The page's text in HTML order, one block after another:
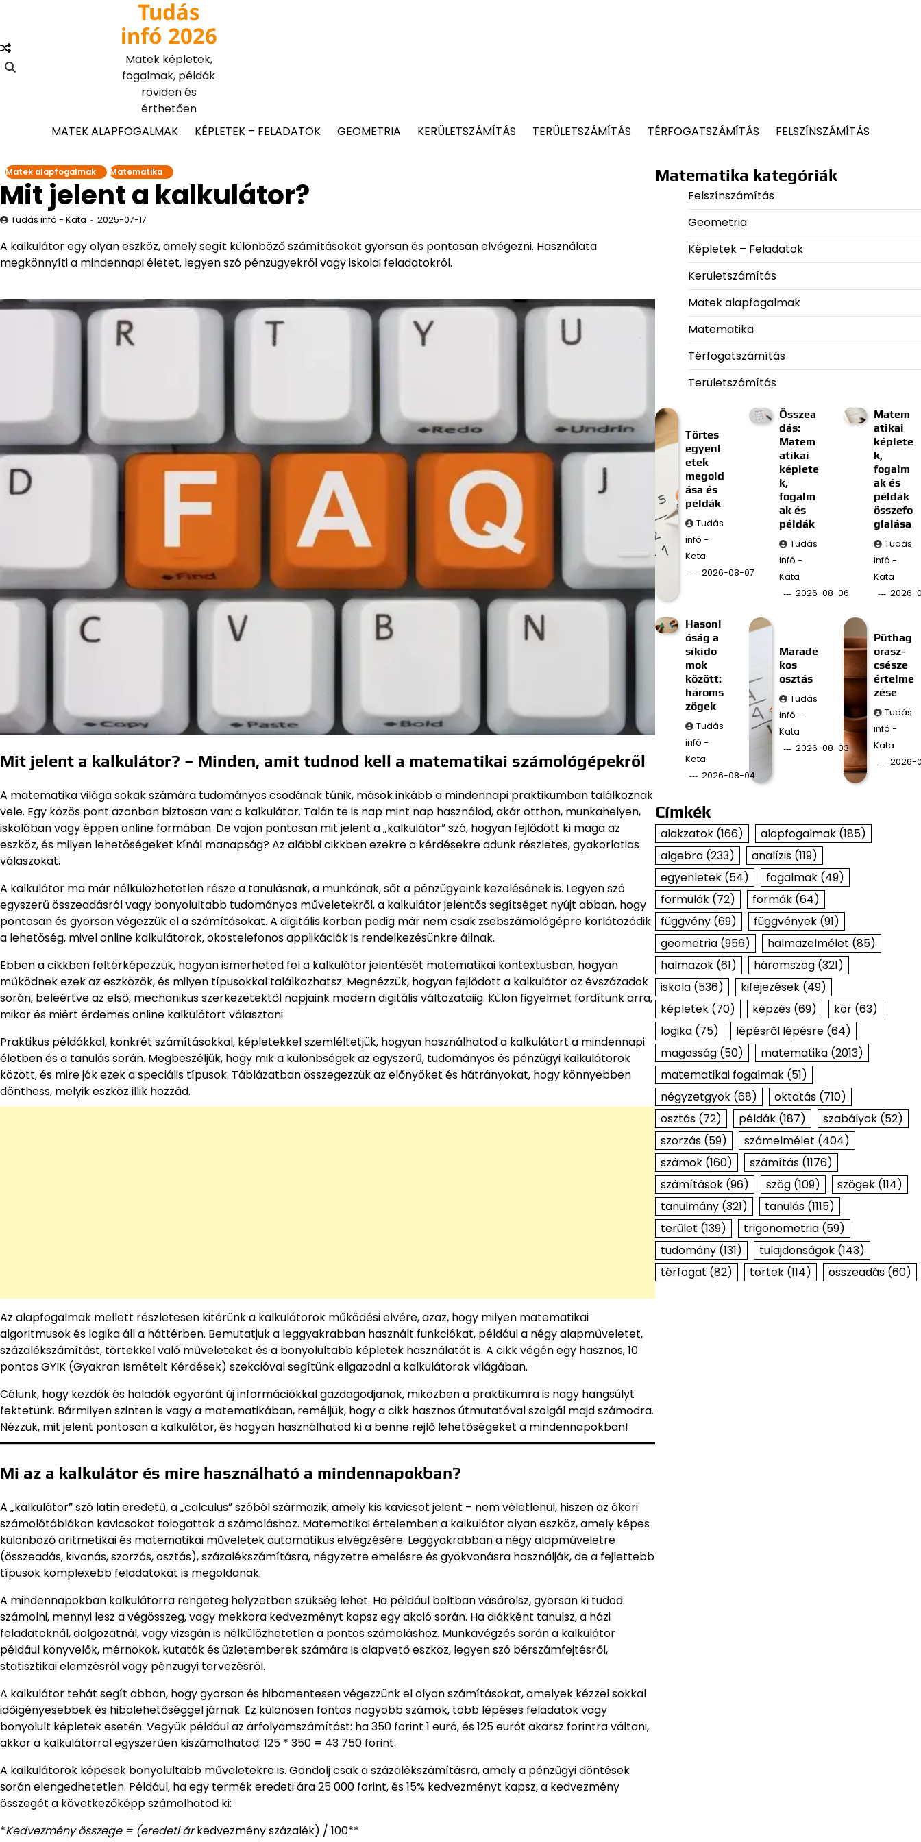
content
Tudás
infó 2026
Matek képletek,
fogalmak, példák
röviden és
érthetően
MATEK ALAPFOGALMAK
KÉPLETEK – FELADATOK GEOMETRIA KERÜLETSZÁMÍTÁS TERÜLETSZÁMÍTÁS TÉRFOGATSZÁMÍTÁS FELSZÍNSZÁMÍTÁS
Matek alapfogalmak Matematika
Mit jelent a kalkulátor?
Tudás infó - Kata 2025-07-17
A kalkulátor egy olyan eszköz, amely segít különböző számításokat gyorsan és pontosan elvégezni. Használata
megkönnyíti a mindennapi életet, legyen szó pénzügyekről vagy iskolai feladatokról.
Mit jelent a kalkulátor? – Minden, amit tudnod kell a matematikai számológépekről
A matematika világa sokak számára tudományos csodának tűnik, mások inkább a mindennapi praktikumban találkoznak
vele. Egy közös pont azonban biztosan van: a kalkulátor. Talán te is nap mint nap használod, akár otthon, munkahelyen,
iskolában vagy éppen online formában. De vajon pontosan mit jelent a „kalkulátor” szó, hogyan fejlődött ki maga az
eszköz, és milyen lehetőségeket kínál manapság? Az alábbi cikkben ezekre a kérdésekre adunk részletes, gyakorlatias
válaszokat.
A kalkulátor ma már nélkülözhetetlen része a tanulásnak, a munkának, sőt a pénzügyeink kezelésének is. Legyen szó
egyszerű összeadásról vagy bonyolultabb tudományos műveletekről, a kalkulátor jelentős segítséget nyújt abban, hogy
pontosan és gyorsan végezzük el a számításokat. A digitális korban pedig már nem csak zsebszámológépre korlátozódik
a lehetőség, mivel online kalkulátorok, okostelefonos applikációk is rendelkezésünkre állnak.
Ebben a cikkben feltérképezzük, hogyan ismerheted fel a kalkulátor jelentését matematikai kontextusban, hogyan
működnek ezek az eszközök, és milyen típusokkal találkozhatsz. Megnézzük, hogyan fejlődött a kalkulátor az évszázadok
során, beleértve az első, mechanikus szerkezetektől napjaink modern digitális változataiig. Külön figyelmet fordítunk arra,
mikor és miért érdemes online kalkulátort választani.
Praktikus példákkal, konkrét számításokkal, képletekkel szemléltetjük, hogyan használhatod a kalkulátort a mindennapi
életben és a tanulás során. Megbeszéljük, hogy mik a különbségek az egyszerű, tudományos és pénzügyi kalkulátorok
között, és mire jók ezek a speciális típusok. Táblázatban összegezzük az előnyöket és hátrányokat, hogy könnyebben
dönthess, melyik eszköz illik hozzád.
Az alapfogalmak mellett részletesen kitérünk a kalkulátorok működési elvére, azaz, hogy milyen matematikai
algoritmusok és logika áll a háttérben. Bemutatjuk a leggyakrabban használt funkciókat, például a négy alapműveletet,
százalékszámítást, törtekkel való műveleteket és a bonyolultabb képletek használatát is. A cikk végén egy hasznos, 10
pontos GYIK (Gyakran Ismételt Kérdések) szekcióval segítünk eligazodni a kalkulátorok világában.
Célunk, hogy kezdők és haladók egyaránt új információkkal gazdagodjanak, miközben a praktikumra is nagy hangsúlyt
fektetünk. Bármilyen szinten is vagy a matematikában, reméljük, hogy a cikk hasznos útmutatóval szolgál majd számodra.
Nézzük, mit jelent pontosan a kalkulátor, és hogyan használhatod ki a benne rejlő lehetőségeket a mindennapokban!
Mi az a kalkulátor és mire használható a mindennapokban?
A „kalkulátor” szó latin eredetű, a „calculus” szóból származik, amely kis kavicsot jelent – nem véletlenül, hiszen az ókori
számolótáblákon kavicsokat tologattak a számoláshoz. Matematikai értelemben a kalkulátor olyan eszköz, amely képes
különböző aritmetikai és matematikai műveletek automatikus elvégzésére. Leggyakrabban a négy alapműveletre
(összeadás, kivonás, szorzás, osztás), százalékszámításra, négyzetre emelésre és gyökvonásra használják, de a fejlettebb
típusok komplexebb feladatokat is megoldanak.
A mindennapokban kalkulátorra rengeteg helyzetben szükség lehet. Ha például boltban vásárolsz, gyorsan ki tudod
számolni, mennyi lesz a végösszeg, vagy mekkora kedvezményt kapsz egy akció során. Ha diákként tanulsz, a házi
feladatoknál, dolgozatnál, vagy vizsgán is nélkülözhetetlen a pontos számoláshoz. Munkavégzés során a kalkulátor
például könyvelők, mérnökök, kutatók és üzletemberek számára is alapvető eszköz, legyen szó bérszámfejtésről,
statisztikai elemzésről vagy pénzügyi tervezésről.
A kalkulátor tehát segít abban, hogy gyorsan és hibamentesen végezzünk el olyan számításokat, amelyek kézzel sokkal
időigényesebbek és hibalehetőséggel járnak. Ez különösen fontos nagyobb számok, több lépéses feladatok vagy
bonyolult képletek esetén. Vegyük például az árfolyamszámítást: ha 350 forint 1 euró, és 125 eurót akarsz forintra váltani,
akkor a kalkulátorral egyszerűen kiszámolhatod: 125 * 350 = 43 750 forint.
A kalkulátorok képesek bonyolultabb műveletekre is. Gondolj csak a százalékszámításra, amely a pénzügyi döntések
során elengedhetetlen. Például, ha egy termék eredeti ára 25 000 forint, és 15% kedvezményt kapsz, a kedvezmény
összegét a következőképp számolhatod ki:
*Kedvezmény összege = (eredeti árkedvezmény százalék) / 100**
Matematika kategóriák
Felszínszámítás
Geometria
Képletek – Feladatok
Kerületszámítás
Matek alapfogalmak
Matematika
Térfogatszámítás
Területszámítás
Törtes
egyenl
etek
megold
ása és
példák
Tudás
infó -
Kata
2026-08-07
Összea
dás:
Matem
atikai
képlete
k,
fogalm
ak és
példák
Tudás
infó -
Kata
2026-08-06
Matem
atikai
képlete
k,
fogalm
ak és
példák
összefo
glalása
Tudás
infó -
Kata
2026-
Hasonl
óság a
síkido
mok
között:
hároms
zögek
Tudás
infó -
Kata
2026-08-04
Maradé
kos
osztás
Tudás
infó -
Kata
2026-08-03
Püthag
orasz-
csésze
értelme
zése
Tudás
infó -
Kata
2026-
Címkék
alakzatok(166) alapfogalmak(185)
algebra(233) analízis(119)
egyenletek(54) fogalmak(49)
formulák(72) formák(64)
függvény(69) függvények(91)
geometria(956) halmazelmélet (85)
halmazok(61) háromszög(321)
iskola(536) kifejezések(49)
képletek(70) képzés(69) kör(63)
logika(75) lépésről lépésre(64)
magasság(50) matematika(2013)
matematikai fogalmak(51)
négyzetgyök(68) oktatás(710)
osztás(72) példák(187) szabályok(52)
szorzás(59) számelmélet (404)
számok(160) számítás(1176)
számítások(96) szög(109) szögek(114)
tanulmány(321) tanulás(1115)
terület (139) trigonometria(59)
tudomány(131) tulajdonságok(143)
térfogat (82) törtek(114) összeadás(60)